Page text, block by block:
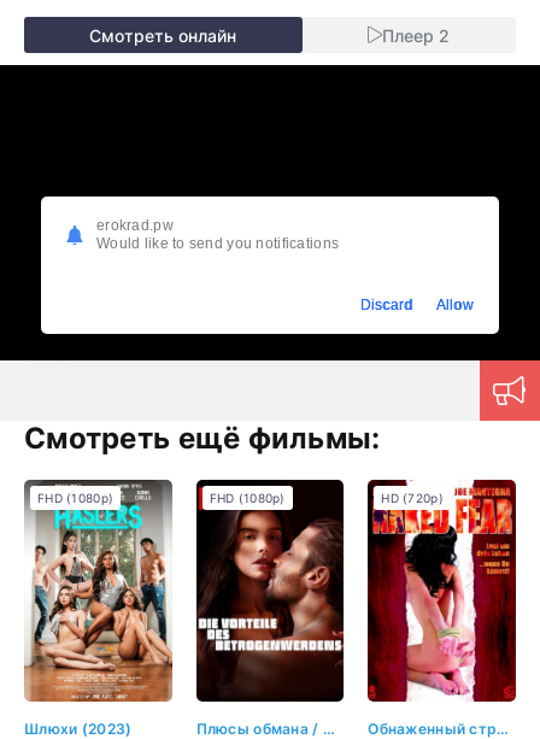
Смотреть онлайн Плеер 2
Смотреть ещё фильмы:
Шлюхи (2023)
FHD (1080p)
Плюсы обмана / Хорошая сторона измены (2023)
FHD (1080p)
Обнаженный страх (2007)
HD (720p)
erokrad.pw
Would like to send you notifications
Discard Allow